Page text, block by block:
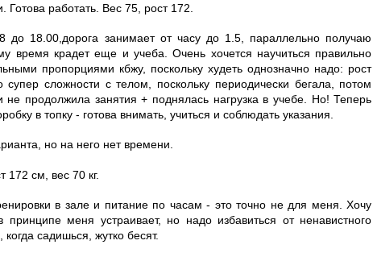
работать. Вес 75, рост 172.
18.00,дорога занимает от часу до 1.5, параллельно получаю
время крадет еще и учеба. Очень хочется научиться правильно
пропорциями кбжу, поскольку худеть однозначно надо: рост
сложности с телом, поскольку периодически бегала, потом
продолжила занятия + поднялась нагрузка в учебе. Но! Теперь
в топку - готова внимать, учиться и соблюдать указания.
но на него нет времени.
172 см, вес 70 кг.
в зале и питание по часам - это точно не для меня. Хочу
меня устраивает, но надо избавиться от ненавистного
садишься, жутко бесят.